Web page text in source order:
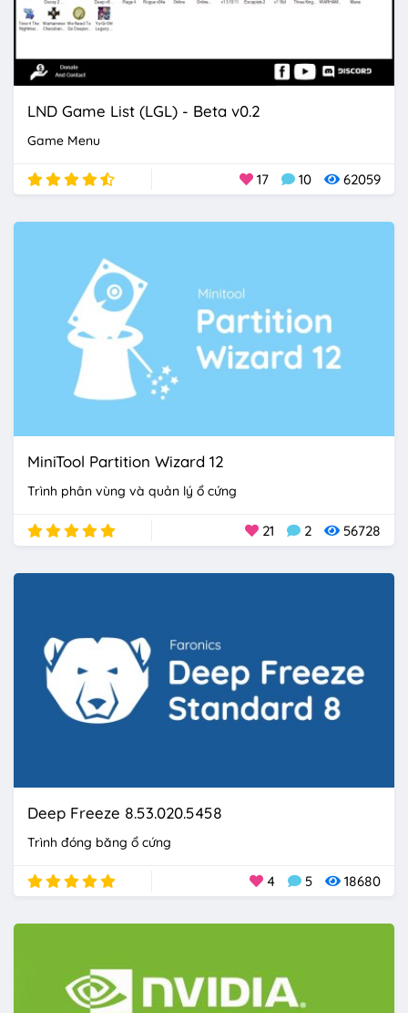
LND Game List (LGL) - Beta v0.2
Game Menu
17 10 62059
MiniTool Partition Wizard 12
Trình phân vùng và quản lý ổ cứng
21 2 56728
Deep Freeze 8.53.020.5458
Trình đóng băng ổ cứng
4 5 18680